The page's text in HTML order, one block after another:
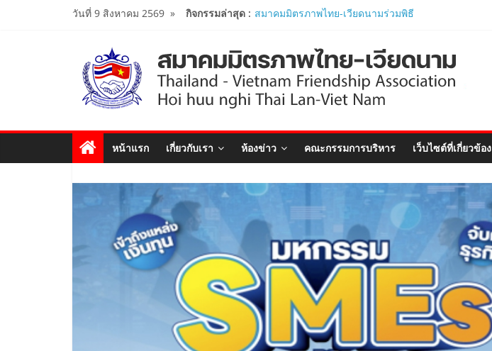
วันที่ 9 สิงหาคม 2569 » กิจกรรมล่าสุด : สมาคมมิตรภาพไทย-เวียดนามร่วมพิธี
Viet Nam Connect Forum ..
สมาคมร่วมนำนักศึกษาเวียดนาม
โครงการหลักสูตรภาษาอังกฤษเร่งรัด
ศึกษาดูงาน..
ร่วมคณะติดตามนายกรัฐมนตรีและ
รัฐมนตรีว่าการกระทรวงมหาดไทย
ผู้นำเวียดนาม-ไทย ร่วมแสดงวิสัยทัศน์
งาน Thailand–Vietnam Business
Forum 2026 เฉลิมฉลอง 50 ปีความ
นายกสมาคมฯ ร่วมพิธีเปิดนิทรรศการ
“The Woven Ties: Celebrating 50
Years of Thailand-Viet Nam
Diplomatic Relations”..
หน้าแรก เกี่ยวกับเรา ห้องข่าว คณะกรรมการบริหาร เว็บไซต์ที่เกี่ยวข้อง